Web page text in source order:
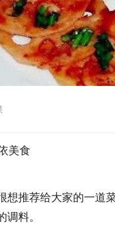
美食
想推荐给大家的一道
调料。